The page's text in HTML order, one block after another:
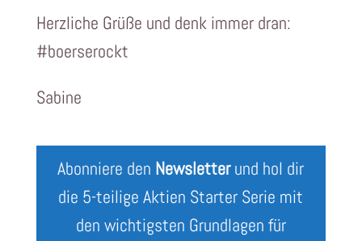
Herzliche Grüße und denk immer dran:
#boerserockt
Sabine
Abonniere den Newsletterund hol dir
die 5-teilige Aktien Starter Serie mit
den wichtigsten Grundlagen für